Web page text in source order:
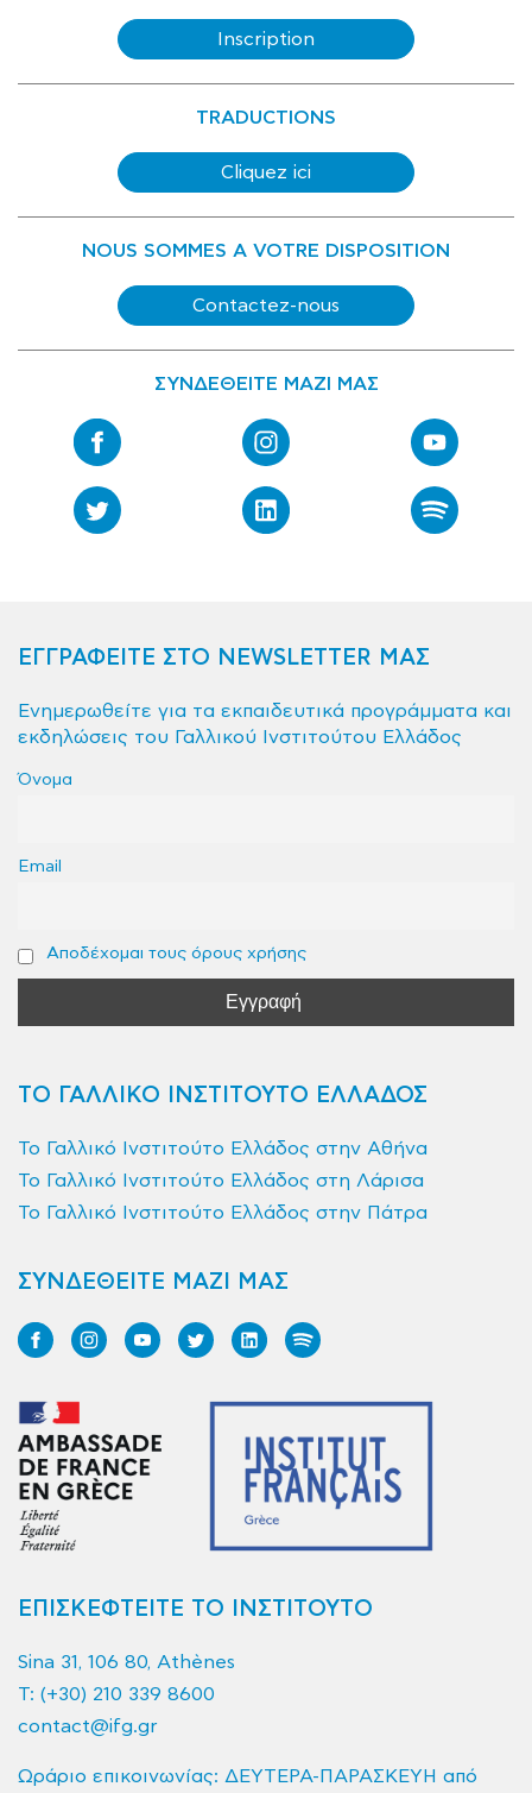
Inscription
TRADUCTIONS
Cliquez ici
NOUS SOMMES A VOTRE DISPOSITION
Contactez-nous
ΣΥΝΔΕΘΕΙΤΕ ΜΑΖΙ ΜΑΣ
ΕΓΓΡΑΦΕΙΤΕ ΣΤΟ NEWSLETTER ΜΑΣ
Ενημερωθείτε για τα εκπαιδευτικά προγράμματα και
εκδηλώσεις του Γαλλικού Ινστιτούτου Ελλάδος
Όνομα
Email
Αποδέχομαι τους όρους χρήσης
ΤΟ ΓΑΛΛΙΚΟ ΙΝΣΤΙΤΟΥΤΟ ΕΛΛΑΔΟΣ
Το Γαλλικό Ινστιτούτο Ελλάδος στην Αθήνα
Το Γαλλικό Ινστιτούτο Ελλάδος στη Λάρισα
Το Γαλλικό Ινστιτούτο Ελλάδος στην Πάτρα
ΣΥΝΔΕΘΕΙΤΕ ΜΑΖΙ ΜΑΣ
ΕΠΙΣΚΕΦΤΕΙΤΕ ΤΟ ΙΝΣΤΙΤΟΥΤΟ
Sina 31, 106 80, Athènes
T: (+30) 210 339 8600
contact@ifg.gr
Ωράριο επικοινωνίας: ΔΕΥΤΕΡΑ-ΠΑΡΑΣΚΕΥΗ από